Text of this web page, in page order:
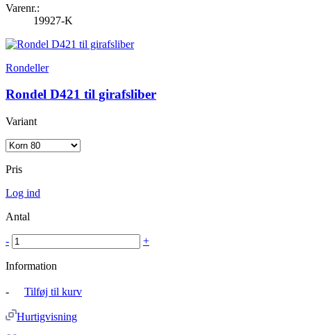
Varenr.:
19927-K
Rondeller
Rondel D421 til girafsliber
Variant
Pris
Log ind
Antal
- +
Information
- Tilføj til kurv
Hurtigvisning